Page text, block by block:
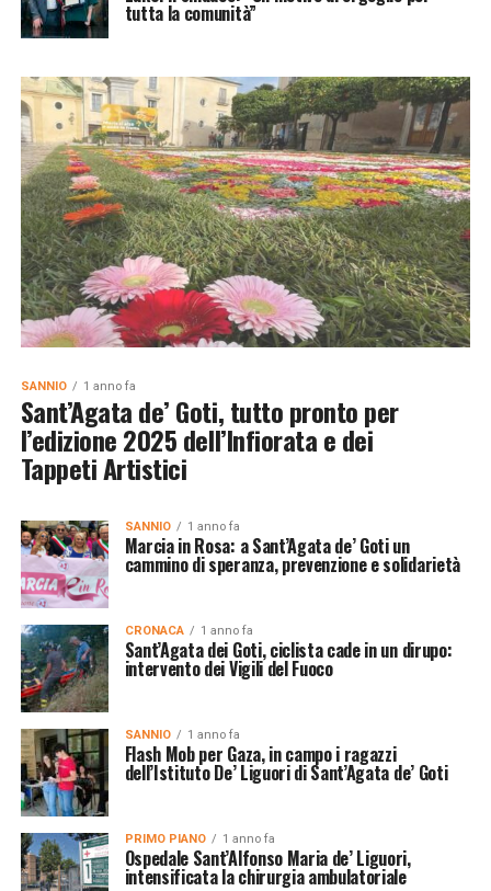
tutta la comunità”
SANNIO 1 anno fa
Sant’Agata de’ Goti, tutto pronto per
l’edizione 2025 dell’Infiorata e dei
Tappeti Artistici
SANNIO 1 anno fa
Marcia in Rosa: a Sant’Agata de’ Goti un
cammino di speranza, prevenzione e solidarietà
CRONACA 1 anno fa
Sant’Agata dei Goti, ciclista cade in un dirupo:
intervento dei Vigili del Fuoco
SANNIO 1 anno fa
Flash Mob per Gaza, in campo i ragazzi
dell’Istituto De’ Liguori di Sant’Agata de’ Goti
PRIMO PIANO 1 anno fa
Ospedale Sant’Alfonso Maria de’ Liguori,
intensificata la chirurgia ambulatoriale